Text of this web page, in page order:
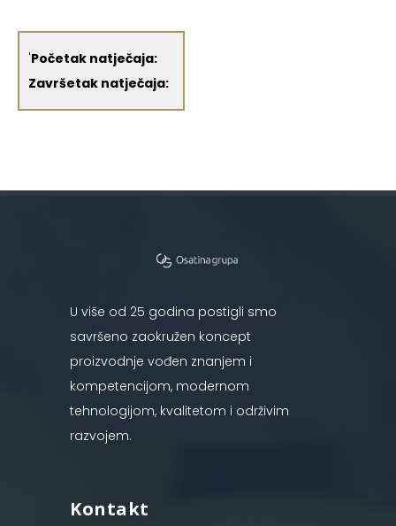
'Početak natječaja:
Završetak natječaja:
U više od 25 godina postigli smo
savršeno zaokružen koncept
proizvodnje vođen znanjem i
kompetencijom, modernom
tehnologijom, kvalitetom i održivim
razvojem.
Kontakt